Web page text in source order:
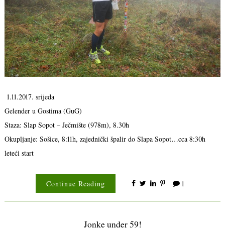
1.11.2017. srijeda
Gelender u Gostima (GuG)
Staza: Slap Sopot – Ječmište (978m), 8.30h
Okupljanje: Sošice, 8:11h, zajednički špalir do Slapa Sopot…cca 8:30h
leteći start
Continue Reading 1
Jonke under 59!